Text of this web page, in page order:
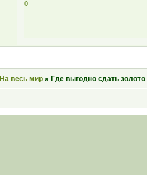
0
На весь мир » Где выгодно сдать золото